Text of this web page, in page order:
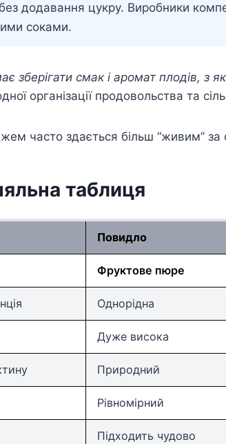
додавання цукру. Виробники
соками.
зберігати смак і аромат плодів, з
організації продовольства та
часто здається більш “живим”
таблиця
Повидло
Фруктове пюре
Однорідна
Дуже висока
Природний
Рівномірний
Підходить чудово